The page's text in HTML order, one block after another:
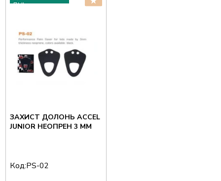
ДНІ
ЗАХИСТ ДОЛОНЬ ACCEL
JUNIOR НЕОПРЕН 3 ММ
Код:PS-02